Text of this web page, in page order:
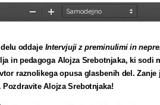
PomanjšajPovečaj
oddaje Intervjuji z preminulimi in
in pedagoga Alojza Srebotnjaka, ki sodi
raznolikega opusa glasbenih del.
Alojza Srebotnjaka!